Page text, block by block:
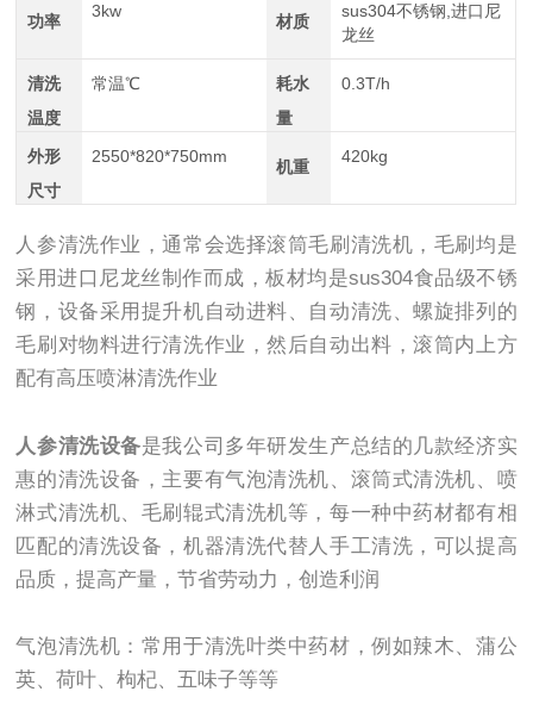
功率
3kw
材质
sus304不锈钢,进口尼
龙丝
清洗
温度
常温℃
耗水
量
0.3T/h
外形
尺寸
2550*820*750mm
机重
420kg
人参清洗作业，通常会选择滚筒毛刷清洗机，毛刷均是
采用进口尼龙丝制作而成，板材均是sus304食品级不锈
钢，设备采用提升机自动进料、自动清洗、螺旋排列的
毛刷对物料进行清洗作业，然后自动出料，滚筒内上方
配有高压喷淋清洗作业
人参清洗设备是我公司多年研发生产总结的几款经济实
惠的清洗设备，主要有气泡清洗机、滚筒式清洗机、喷
淋式清洗机、毛刷辊式清洗机等，每一种中药材都有相
匹配的清洗设备，机器清洗代替人手工清洗，可以提高
品质，提高产量，节省劳动力，创造利润
气泡清洗机：常用于清洗叶类中药材，例如辣木、蒲公
英、荷叶、枸杞、五味子等等